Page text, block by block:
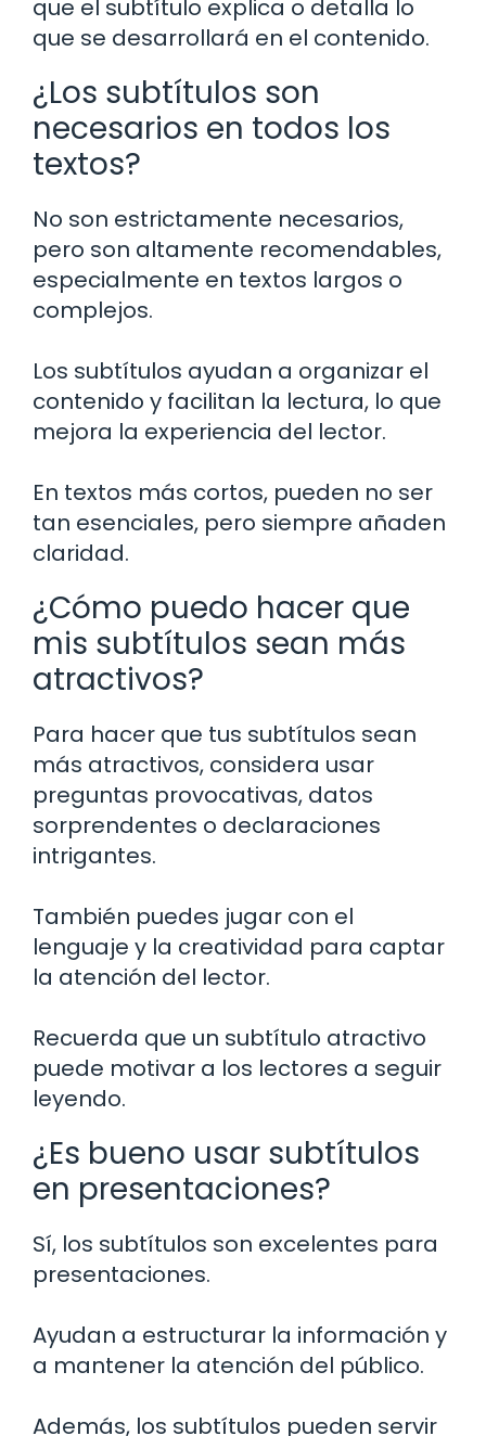
que el subtítulo explica o detalla lo
que se desarrollará en el contenido.
¿Los subtítulos son
necesarios en todos los
textos?
No son estrictamente necesarios,
pero son altamente recomendables,
especialmente en textos largos o
complejos.
Los subtítulos ayudan a organizar el
contenido y facilitan la lectura, lo que
mejora la experiencia del lector.
En textos más cortos, pueden no ser
tan esenciales, pero siempre añaden
claridad.
¿Cómo puedo hacer que
mis subtítulos sean más
atractivos?
Para hacer que tus subtítulos sean
más atractivos, considera usar
preguntas provocativas, datos
sorprendentes o declaraciones
intrigantes.
También puedes jugar con el
lenguaje y la creatividad para captar
la atención del lector.
Recuerda que un subtítulo atractivo
puede motivar a los lectores a seguir
leyendo.
¿Es bueno usar subtítulos
en presentaciones?
Sí, los subtítulos son excelentes para
presentaciones.
Ayudan a estructurar la información y
a mantener la atención del público.
Además, los subtítulos pueden servir